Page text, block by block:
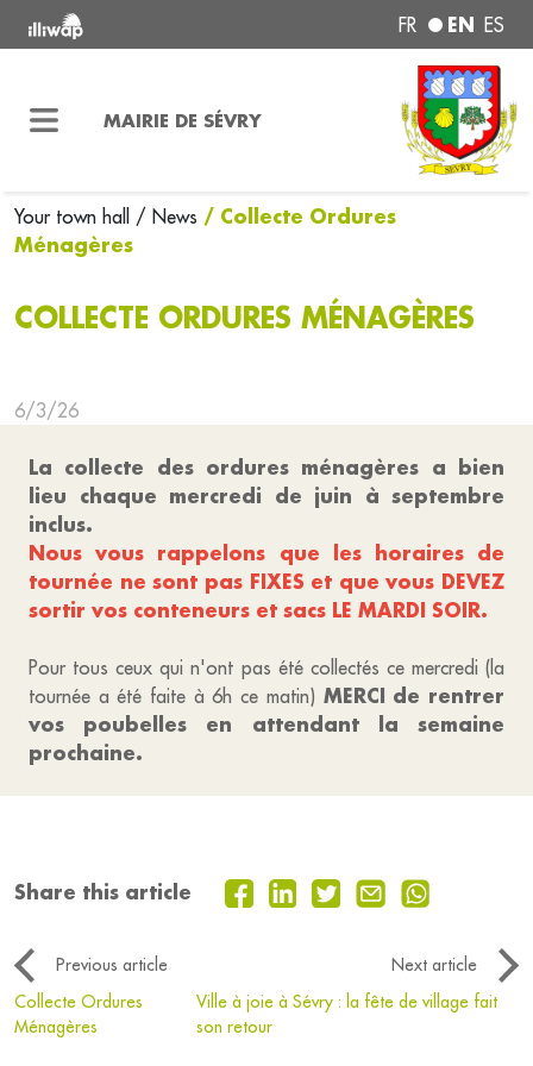
FR EN ES
MAIRIE DE SÉVRY
Your town hall / News / Collecte Ordures
Ménagères
COLLECTE ORDURES MÉNAGÈRES
6/3/26
La collecte des ordures ménagères a bien
lieu chaque mercredi de juin à septembre
inclus.
Nous vous rappelons que les horaires de
tournée ne sont pas FIXES et que vous DEVEZ
sortir vos conteneurs et sacs LE MARDI SOIR.
Pour tous ceux qui n'ont pas été collectés ce mercredi (la
tournée a été faite à 6h ce matin) MERCI de rentrer
vos poubelles en attendant la semaine
prochaine.
Share this article
Previous article
Next article
Collecte Ordures
Ménagères
Ville à joie à Sévry : la fête de village fait
son retour